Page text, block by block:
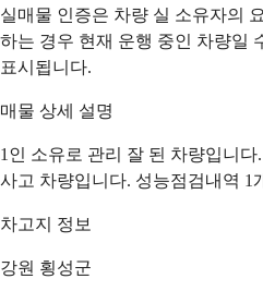
실매물 인증은 차량 실 소유자의
하는 경우 현재 운행 중인 차량일
표시됩니다.
매물 상세 설명
1인 소유로 관리 잘 된 차량입니
사고 차량입니다. 성능점검내역 1
차고지 정보
강원 횡성군